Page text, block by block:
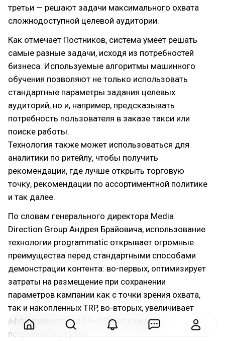
третьи — решают задачи максимального охвата
сложнодоступной целевой аудитории.
Как отмечает Постников, cистема умеет решать
самые разные задачи, исходя из потребностей
бизнеса. Используемые алгоритмы машинного
обучения позволяют не только использовать
стандартные параметры задания целевых
аудиторий, но и, например, предсказывать
потребность пользователя в заказе такси или
поиске работы.
Технология также может использоваться для
аналитики по ритейлу, чтобы получить
рекомендации, где лучше открыть торговую
точку, рекомендации по ассортиментной политике
и так далее.
По словам генерального директора Media
Direction Group Андрея Брайовича, использование
технологии programmatic открывает огромные
преимущества перед стандартными способами
демонстрации контента: во-первых, оптимизирует
затраты на размещение при сохранении
параметров кампании как с точки зрения охвата,
так и накопленных TRP, во-вторых, увеличивает
эффективность на 15–35% от каждого
потраченного рубля.